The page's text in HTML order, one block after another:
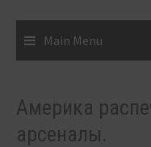
Main Menu
Америка
арсеналы.